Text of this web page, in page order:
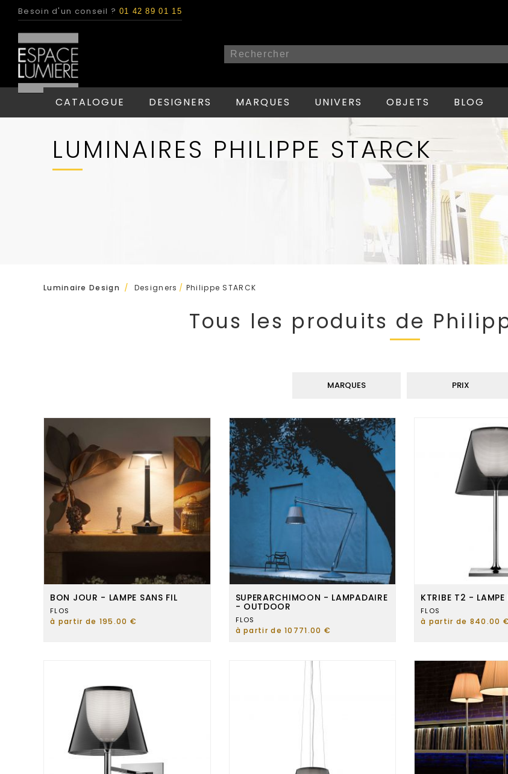
Besoin d'un conseil ? 01 42 89 01 15
CATALOGUE DESIGNERS MARQUES UNIVERS OBJETS BLOG
LUMINAIRES PHILIPPE STARCK
Luminaire Design / Designers / Philippe STARCK
Tous les produits de
MARQUES PRIX
BON JOUR - LAMPE SANS FIL
FLOS
à partir de 195.00 €
SUPERARCHIMOON - LAMPADAIRE
- OUTDOOR
FLOS
à partir de 10771.00 €
KTRIBE T2 - LAMPE
FLOS
à partir de 840.00 €